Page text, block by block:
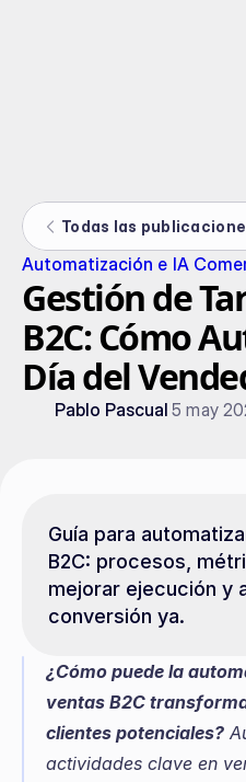
Todas las
Automatización e IA
Gestión de
B2C: Cómo
Día del
Pablo Pascual 5 may
Guía para
B2C: procesos,
mejorar ejecución y
conversión ya.
¿Cómo puede la
ventas B2C
clientes potenciales?
actividades clave en